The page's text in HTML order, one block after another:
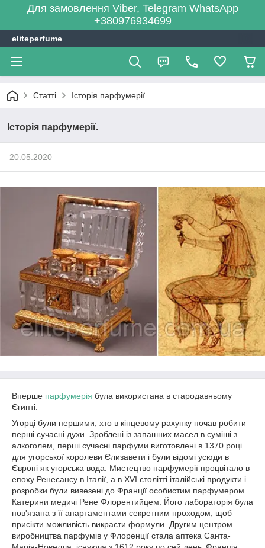
Для замовлення Viber, Telegram WhatsApp
+380976934699
eliteperfume
Статті Історія парфумерії.
Історія парфумерії.
20.05.2020
Вперше парфумерія була використана в стародавньому
Єгипті.
Угорці були першими, хто в кінцевому рахунку почав робити
перші сучасні духи. Зроблені із запашних масел в суміші з
алкоголем, перші сучасні парфуми виготовлені в 1370 році
для угорської королеви Єлизавети і були відомі усюди в
Європі як угорська вода. Мистецтво парфумерії процвітало в
епоху Ренесансу в Італії, а в XVI столітті італійські продукти і
розробки були вивезені до Франції особистим парфумером
Катерини медичі Рене Флорентийцем. Його лабораторія була
пов'язана з її апартаментами секретним проходом, щоб
присікти можливість викрасти формули. Другим центром
виробництва парфумів у Флоренції стала аптека Санта-